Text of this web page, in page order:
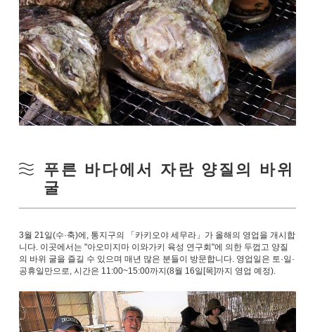
푸른 바다에서 자란 양질의 바위
굴
3월 21일(수·축)에, 통지구의 「카키오야 세무라」가 올해의 영업을 개시합
니다. 이곳에서는 "아오미지마 이와가키 육성 연구회"에 의한 두껍고 양질
의 바위 굴을 즐길 수 있으며 매년 많은 분들이 방문합니다. 영업일은 토·일·
공휴일만으로, 시간은 11:00~15:00까지(8월 16일[목]까지 영업 예정).